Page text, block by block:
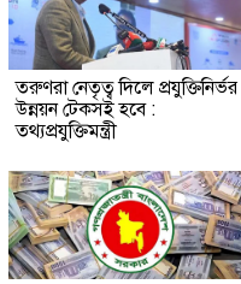
তরুণরা নেতৃত্ব দিলে প্রযুক্তিনির্ভর
উন্নয়ন টেকসই হবে :
তথ্যপ্রযুক্তিমন্ত্রী